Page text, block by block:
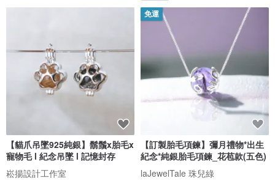
【貓爪吊墜925純銀】鬍鬚x胎毛x
寵物毛 l 紀念吊墜 l 記憶封存
崧揚設計工作室
免運
【訂製胎毛項鍊】彌月禮物*出生
紀念*純銀胎毛項鍊_花苞款(五色)
laJewelTale 珠兒綠